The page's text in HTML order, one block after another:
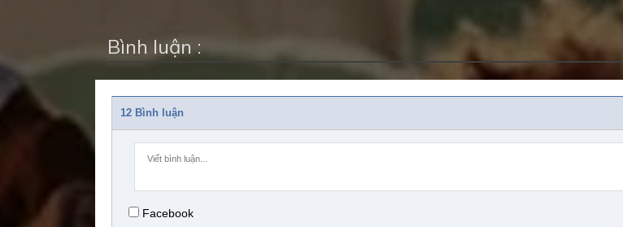
Bình luận :
12 Bình luận
Facebook